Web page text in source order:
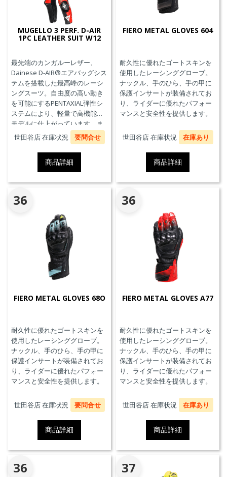
MUGELLO 3 PERF. D-AIR
1PC LEATHER SUIT W12
最先端のカンガルーレザー、
Dainese D-AIR®エアバッグシス
テムを搭載した最高峰のレーシ
ングスーツ。自由度の高い動き
を可能にするPENTAXIAL弾性シ
ステムにより、軽量で高機能な
モデルに仕上がっています。ま
た、エアバッグ本体が最大3回の
起爆まで繰り返し利用可能な
Triple-Activation D-air®Racing
エアバッグを搭載しています。
※別途ジェネレーター(ガス発生
器本体)の交換が必要です。MFJ
公認モデル。
世田谷店 在庫状況 要問合せ
商品詳細
FIERO METAL GLOVES 604
耐久性に優れたゴートスキンを
使用したレーシンググローブ。
ナックル、手のひら、手の甲に
保護インサートが装備されてお
り、ライダーに優れたパフォー
マンスと安全性を提供します。
世田谷店 在庫状況 在庫あり
商品詳細
36
FIERO METAL GLOVES 68O
耐久性に優れたゴートスキンを
使用したレーシンググローブ。
ナックル、手のひら、手の甲に
保護インサートが装備されてお
り、ライダーに優れたパフォー
マンスと安全性を提供します。
世田谷店 在庫状況 要問合せ
商品詳細
36
FIERO METAL GLOVES A77
耐久性に優れたゴートスキンを
使用したレーシンググローブ。
ナックル、手のひら、手の甲に
保護インサートが装備されてお
り、ライダーに優れたパフォー
マンスと安全性を提供します。
世田谷店 在庫状況 在庫あり
商品詳細
36 37